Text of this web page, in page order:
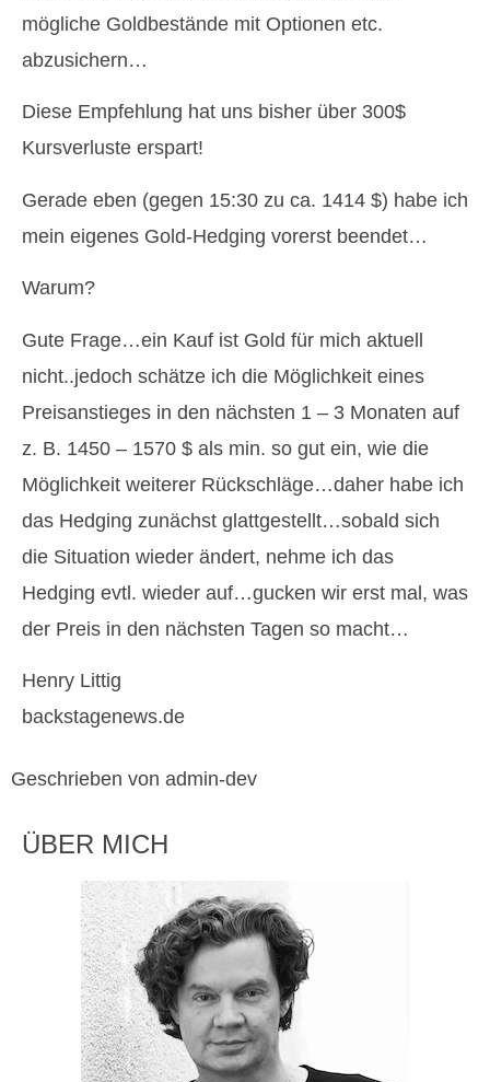
mögliche Goldbestände mit Optionen etc.
abzusichern…
Diese Empfehlung hat uns bisher über 300$
Kursverluste erspart!
Gerade eben (gegen 15:30 zu ca. 1414 $) habe ich
mein eigenes Gold-Hedging vorerst beendet…
Warum?
Gute Frage…ein Kauf ist Gold für mich aktuell
nicht..jedoch schätze ich die Möglichkeit eines
Preisanstieges in den nächsten 1 – 3 Monaten auf
z. B. 1450 – 1570 $ als min. so gut ein, wie die
Möglichkeit weiterer Rückschläge…daher habe ich
das Hedging zunächst glattgestellt…sobald sich
die Situation wieder ändert, nehme ich das
Hedging evtl. wieder auf…gucken wir erst mal, was
der Preis in den nächsten Tagen so macht…
Henry Littig
backstagenews.de
Geschrieben von admin-dev
ÜBER MICH